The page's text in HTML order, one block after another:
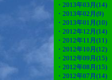
・2013年03月(14)
・2013年02月(9)
・2013年01月(10)
・2012年12月(14)
・2012年11月(11)
・2012年10月(12)
・2012年09月(15)
・2012年08月(15)
・2012年07月(14)